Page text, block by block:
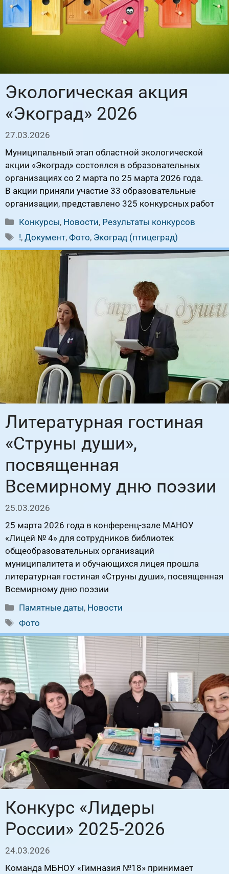
Экологическая акция
«Экоград» 2026
27.03.2026
Муниципальный этап областной экологической
акции «Экоград» состоялся в образовательных
организациях со 2 марта по 25 марта 2026 года.
В акции приняли участие 33 образовательные
организации, представлено 325 конкурсных работ
Рубрики
Конкурсы, Новости, Результаты конкурсов
Метки
!,Документ,Фото, Экоград (птицеград)
Литературная гостиная
«Струны души»,
посвященная
Всемирному дню поэзии
25.03.2026
25 марта 2026 года в конференц-зале МАНОУ
«Лицей № 4» для сотрудников библиотек
общеобразовательных организаций
муниципалитета и обучающихся лицея прошла
литературная гостиная «Струны души», посвященная
Всемирному дню поэзии
Рубрики
Памятные даты, Новости
Метки
Фото
Конкурс «Лидеры
России» 2025-2026
24.03.2026
Команда МБНОУ «Гимназия №18» принимает